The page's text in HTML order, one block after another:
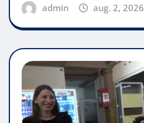
admin aug. 2, 2026